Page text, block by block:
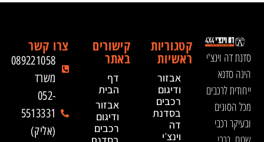
סדנת דה וינצ'י
הינה סדנא
ייחודית לרכבים
מכל הסוגים
ובעיקר רכבי
קטגוריות
ראשיות
אבזור
ודיגום
רכבים
בסדנת
דה
וינצ׳י
קישורים
באתר
דף
הבית
אבזור
ודיגום
רכבים
צרו קשר
089221058
משרד
052-
5513331
(אליק)